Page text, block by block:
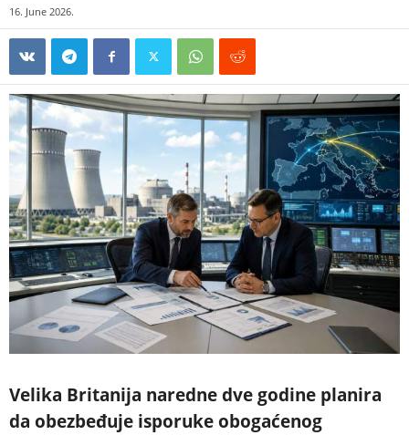
16. June 2026.
Velika Britanija naredne dve godine planira
da obezbeđuje isporuke obogaćenog